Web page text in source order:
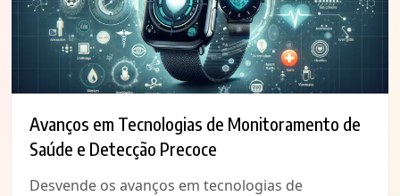
Avanços em Tecnologias de Monitoramento de
Saúde e Detecção Precoce
Desvende os avanços em tecnologias de